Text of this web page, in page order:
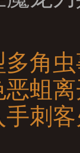
角
蛆
刺